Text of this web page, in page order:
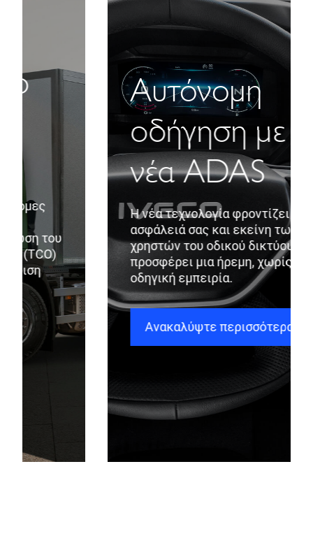
Αυτόνομη
οδήγηση με τα
νέα ADAS
Η νέα τεχνολογία φροντίζει για την
ασφάλειά σας και εκείνη των άλλων
χρηστών του οδικού δικτύου για να σας
προσφέρει μια ήρεμη, χωρίς άγχος,
οδηγική εμπειρία.
Ανακαλύψτε περισσότερα